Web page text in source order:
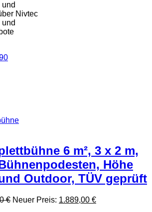
Nivtec
und
6 m², 3 x 2 m,
Höhe
Outdoor, TÜV geprüft
€ Ursprünglicher
Neuer Preis: 1.889,00 €Aktueller